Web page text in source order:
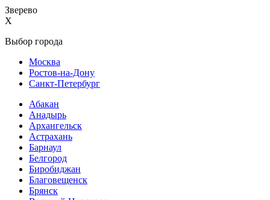
Зверево
X
Выбор города
Москва
Ростов-на-Дону
Санкт-Петербург
Абакан
Анадырь
Архангельск
Астрахань
Барнаул
Белгород
Биробиджан
Благовещенск
Брянск